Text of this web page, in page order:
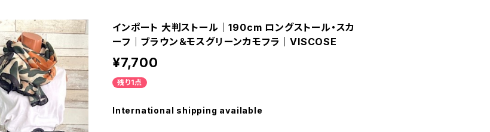
インポート 大判ストール｜190cm ロングストール・スカ
ーフ｜ブラウン＆モスグリーンカモフラ｜VISCOSE
¥7,700
残り1点
International shipping available